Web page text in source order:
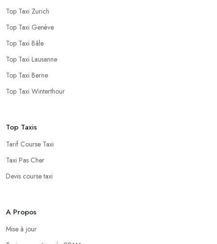
Top Taxi Zurich
Top Taxi Genève
Top Taxi Bâle
Top Taxi Lausanne
Top Taxi Berne
Top Taxi Winterthour
Top Taxis
Tarif Course Taxi
Taxi Pas Cher
Devis course taxi
A Propos
Mise à jour